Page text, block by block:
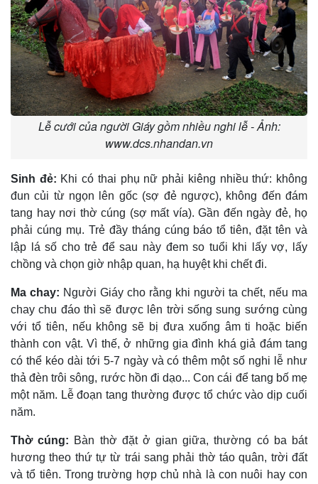
Lễ cưới của người Giáy gồm nhiều nghi lễ - Ảnh:
www.dcs.nhandan.vn
Sinh đẻ: Khi có thai phụ nữ phải kiêng nhiều thứ: không
đun củi từ ngọn lên gốc (sợ đẻ ngược), không đến đám
tang hay nơi thờ cúng (sợ mất vía). Gần đến ngày đẻ, họ
phải cúng mụ. Trẻ đầy tháng cúng báo tổ tiên, đặt tên và
lập lá số cho trẻ để sau này đem so tuổi khi lấy vợ, lấy
chồng và chọn giờ nhập quan, hạ huyệt khi chết đi.
Ma chay: Người Giáy cho rằng khi người ta chết, nếu ma
chay chu đáo thì sẽ được lên trời sống sung sướng cùng
với tổ tiên, nếu không sẽ bị đưa xuống âm ti hoặc biến
thành con vật. Vì thế, ở những gia đình khá giả đám tang
có thể kéo dài tới 5-7 ngày và có thêm một số nghi lễ như
thả đèn trôi sông, rước hồn đi dạo... Con cái để tang bố mẹ
một năm. Lễ đoạn tang thường được tổ chức vào dịp cuối
năm.
Thờ cúng: Bàn thờ đặt ở gian giữa, thường có ba bát
hương theo thứ tự từ trái sang phải thờ táo quân, trời đất
và tổ tiên. Trong trường hợp chủ nhà là con nuôi hay con